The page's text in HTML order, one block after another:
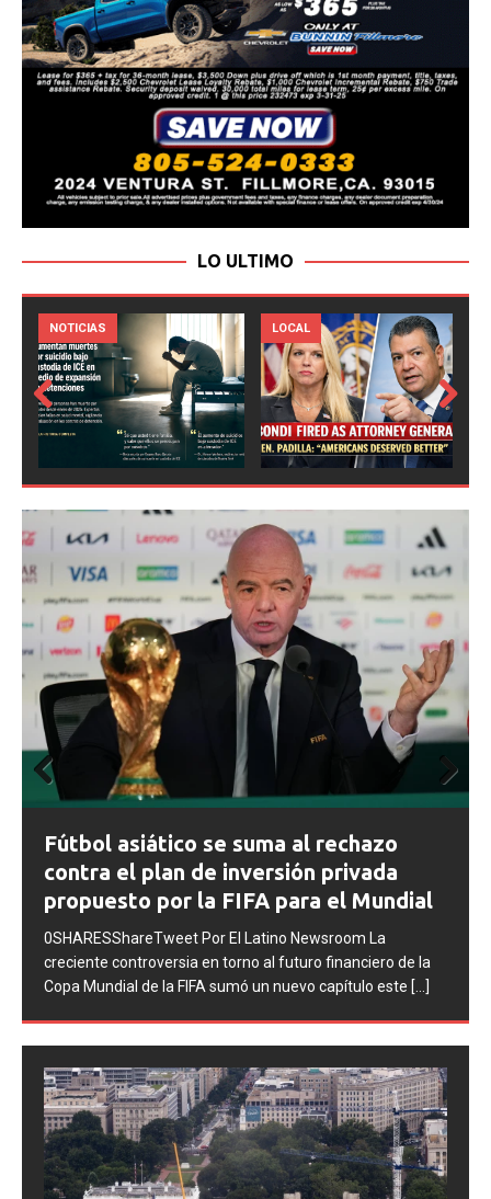
LO ULTIMO
LOCAL NOTICIAS
Prev
Next
FIFA abre expedientes disciplinarios
contra Argentina tras los incidentes en
la final del Mundial 2026
0SHARESShareTweet Por El Latino Newsroom La FIFA
inició una serie de procesos disciplinarios contra la
Asociación del Fútbol Argentino (AFA), cuatro integrantes
de la selección
Prev
Next